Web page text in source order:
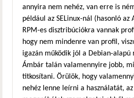
annyira nem nehéz, van erre is
például az SELinux-nál (hasonló az
RPM-es disztribúciókra vannak
hogy nem mindenre van profil,
igazán működik jól a Debian-alapú
Ámbár talán valamennyire jobb,
titkosítani. Örülök, hogy
nehéz lenne leírni a használatát,